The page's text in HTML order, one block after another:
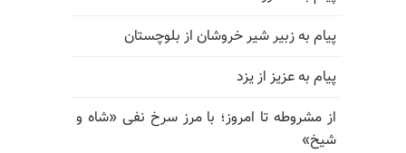
پیام به زبیر شیر خروشان از بلوچستان
پیام به عزیز از یزد
از مشروطه تا امروز؛ با مرز سرخ نفی «شاه و
شیخ»